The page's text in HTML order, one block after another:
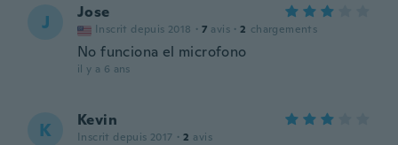
J Jose
Inscrit depuis 2018 · 7 avis · 2 chargements
No funciona el microfono
il y a 6 ans
K Kevin
Inscrit depuis 2017 · 2 avis